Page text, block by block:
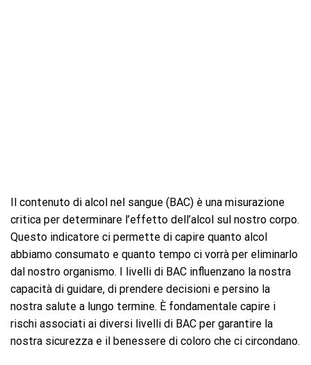
Il contenuto di alcol nel sangue (BAC) è una misurazione
critica per determinare l’effetto dell’alcol sul nostro corpo.
Questo indicatore ci permette di capire quanto alcol
abbiamo consumato e quanto tempo ci vorrà per eliminarlo
dal nostro organismo. I livelli di BAC influenzano la nostra
capacità di guidare, di prendere decisioni e persino la
nostra salute a lungo termine. È fondamentale capire i
rischi associati ai diversi livelli di BAC per garantire la
nostra sicurezza e il benessere di coloro che ci circondano.